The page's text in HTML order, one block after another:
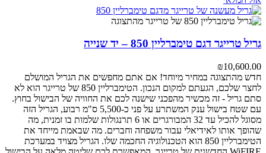
גריל טרייגר דגם טימברליין 850 – יד שנייה
₪10,600.00
חדש מהתצוגה במחיר מיוחד! אם אתם מחפשים את הגריל המושלם
לחצר שלכם, הגעתם למקום הנכון. הטימברליין 850 של טרייגר הוא לא
סתם גריל - זה מכשיר מהפכני שישנה לכם את החוויה של הבישול בחוץ.
עם שטח בישול ענק המשתרע על פני כ-5,500 ס"מ רבוע, הגריל הזה
מסוגל להכיל עד 32 המבורגרים או 6 תרנגולות שלמות בו זמנית, מה
שהופך אותו לאידיאלי עבור משפחה וחברים. מה שבאמת מייחד את
הטימברליין 850 הוא הטכנולוגיה החכמה שלו. הגריל מצויד במערכת